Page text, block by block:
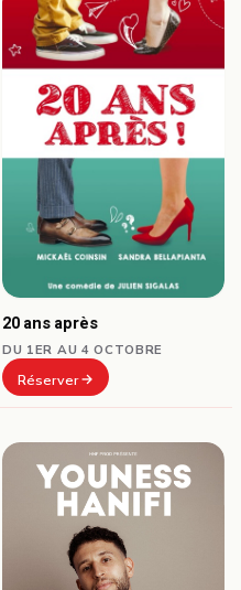
20 ans après
DU 1ER AU 4 OCTOBRE
Réserver